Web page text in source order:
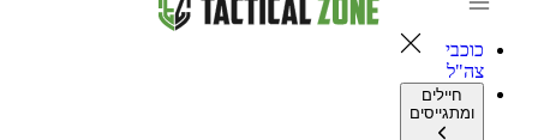
כוכבי
צה"ל
חיילים
ומתגייסים